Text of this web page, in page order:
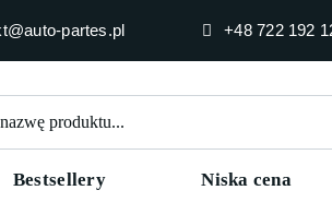
partes.pl +48 722 192
Bestsellery
Niska cena